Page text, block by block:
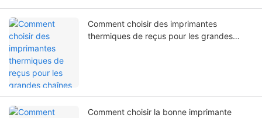
Comment choisir des imprimantes
thermiques de reçus pour les grandes
Comment choisir la bonne imprimante